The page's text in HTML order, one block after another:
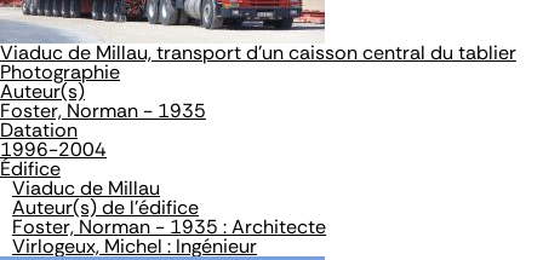
Viaduc de Millau, transport d'un caisson central du tablier
Photographie
Auteur(s)
Foster, Norman - 1935
Datation
1996-2004
Édifice
Viaduc de Millau
Auteur(s) de l'édifice
Foster, Norman - 1935 : Architecte
Virlogeux, Michel : Ingénieur